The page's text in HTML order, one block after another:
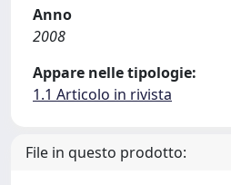
Anno
2008
Appare nelle tipologie:
1.1 Articolo in rivista
File in questo prodotto: